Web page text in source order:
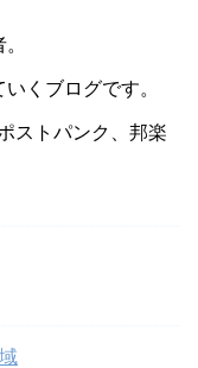
くブログです。
ストパンク、邦楽